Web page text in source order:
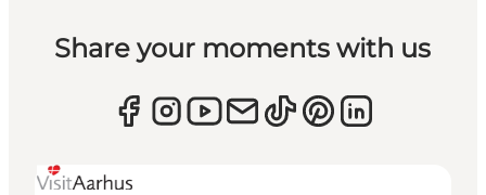
Share your moments with us